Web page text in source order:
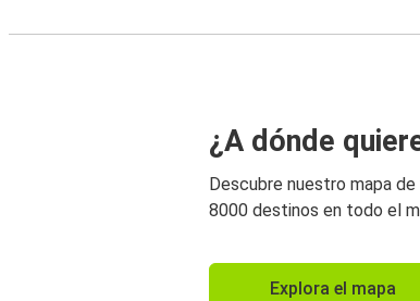
¿A dónde
Descubre nuestro mapa
8000 destinos en todo el
Explora el mapa